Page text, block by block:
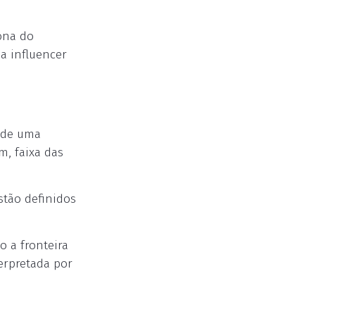
do
influencer
uma
faixa das
definidos
a fronteira
por